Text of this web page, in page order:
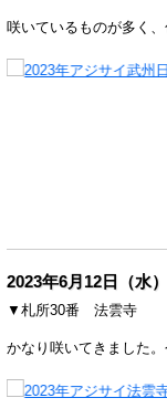
咲いているものが多く
2023年6月12日（水
▼札所30番 法雲寺
かなり咲いてきました。